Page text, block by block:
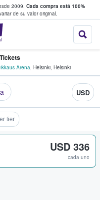
2009. Cada compra está 100%
de su valor original.
StubHub: donde
boletos
Arena, Helsinki, Helsinki
USD
tier
USD 336
cada uno